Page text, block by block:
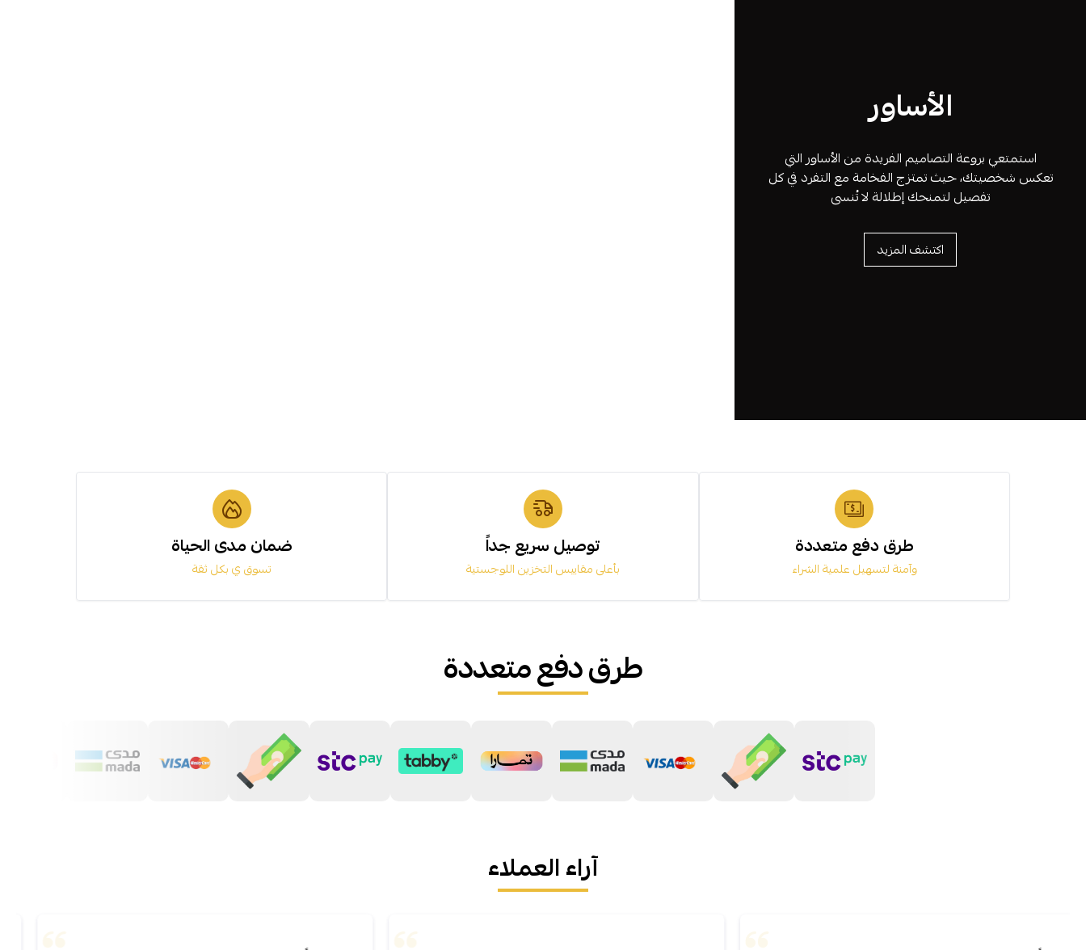
الأساور
استمتعي بروعة التصاميم الفريدة من الأساور التي
تعكس شخصيتك، حيث تمتزج الفخامة مع التفرد في كل
تفصيل لتمنحك إطلالة لا تُنسى
اكتشف المزيد
طرق دفع متعددة
وآمنة لتسهيل علمية الشراء
توصيل سريع جداً
بأعلى مقاييس التخزين اللوجستية
ضمان مدى الحياة
تسوق ي بكل ثقة
طرق دفع متعددة
آراء العملاء